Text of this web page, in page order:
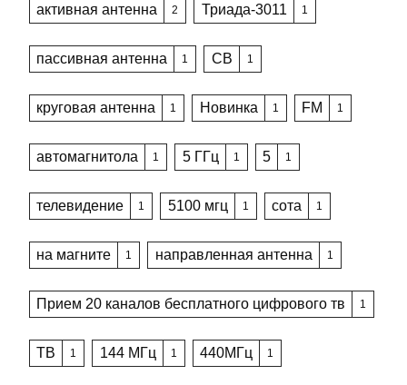
активная антенна 2 Триада-3011 1
пассивная антенна 1 CB 1
круговая антенна 1 Новинка 1 FM 1
автомагнитола 1 5 ГГц 1 5 1
телевидение 1 5100 мгц 1 сота 1
на магните 1 направленная антенна 1
Прием 20 каналов бесплатного цифрового тв 1
ТВ 1 144 МГц 1 440МГц 1